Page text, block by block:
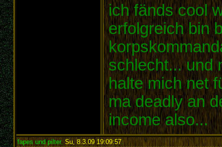
ich fänds cool
erfolgreich bin
schlecht... und
halte mich net
ma deadly an
income also...
fapes und pilter, Su, 8.3.09 19:09:57: